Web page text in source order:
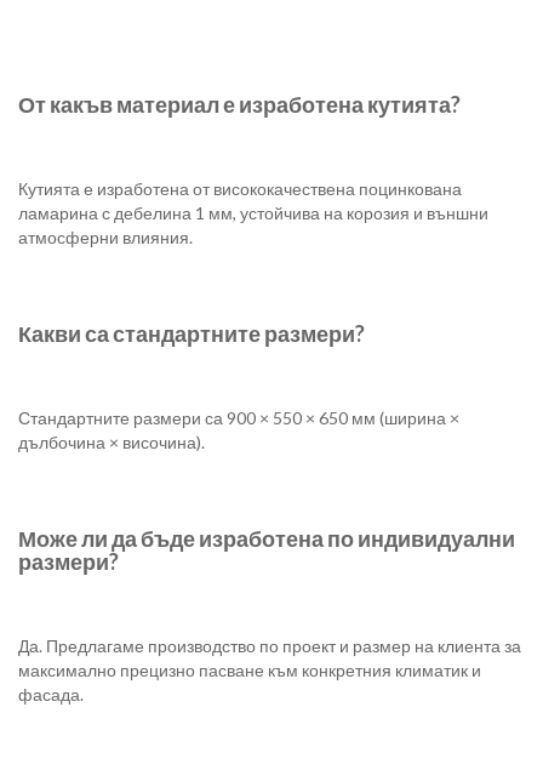
От какъв материал е изработена кутията?
Кутията е изработена от висококачествена поцинкована
ламарина с дебелина 1 мм, устойчива на корозия и външни
атмосферни влияния.
Какви са стандартните размери?
Стандартните размери са 900 × 550 × 650 мм (ширина ×
дълбочина × височина).
Може ли да бъде изработена по индивидуални
размери?
Да. Предлагаме производство по проект и размер на клиента за
максимално прецизно пасване към конкретния климатик и
фасада.